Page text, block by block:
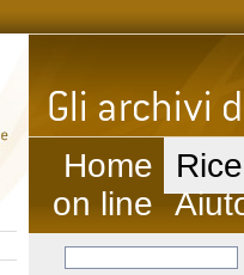
Home
on line